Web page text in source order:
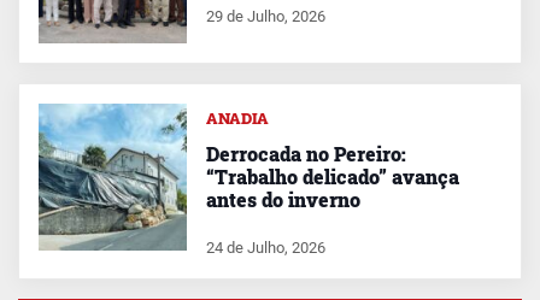
29 de Julho, 2026
ANADIA
Derrocada no Pereiro:
“Trabalho delicado” avança
antes do inverno
24 de Julho, 2026